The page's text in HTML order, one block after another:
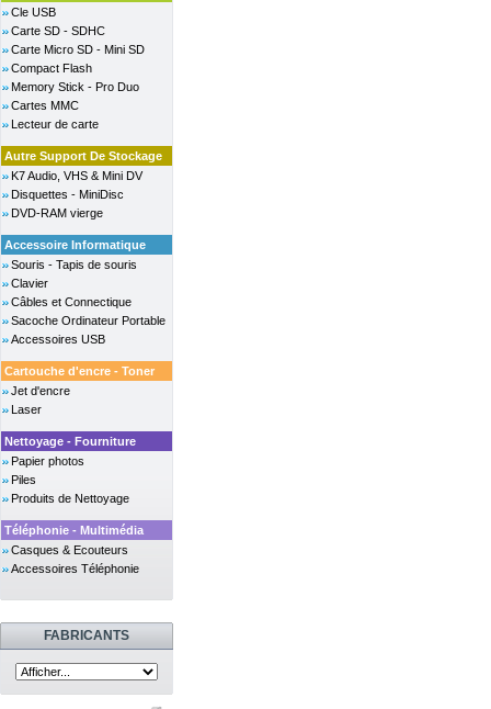
Cle USB
Carte SD - SDHC
Carte Micro SD - Mini SD
Compact Flash
Memory Stick - Pro Duo
Cartes MMC
Lecteur de carte
Autre Support De Stockage
K7 Audio, VHS & Mini DV
Disquettes - MiniDisc
DVD-RAM vierge
Accessoire Informatique
Souris - Tapis de souris
Clavier
Câbles et Connectique
Sacoche Ordinateur Portable
Accessoires USB
Cartouche d'encre - Toner
Jet d'encre
Laser
Nettoyage - Fourniture
Papier photos
Piles
Produits de Nettoyage
Téléphonie - Multimédia
Casques & Ecouteurs
Accessoires Téléphonie
FABRICANTS